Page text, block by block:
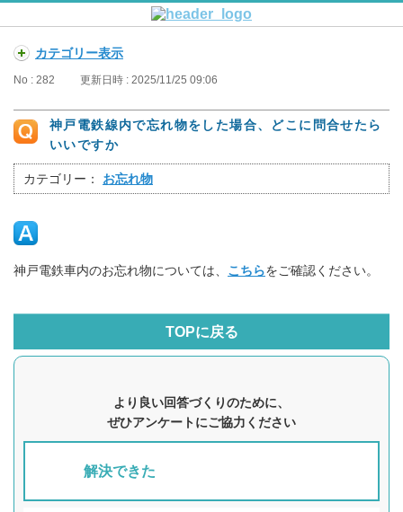
カテゴリー表示
No : 282 更新日時 : 2025/11/25 09:06
神戸電鉄線内で忘れ物をした場合、どこに問合せたら
いいですか
カテゴリー： お忘れ物
神戸電鉄車内のお忘れ物については、 こちらをご確認ください。
TOPに戻る
より良い回答づくりのために、
ぜひアンケートにご協力ください
解決できた